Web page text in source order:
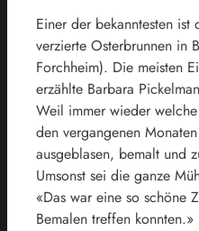
Einer der bekanntesten
verzierte Osterbrunnen in
Forchheim). Die meisten
erzählte Barbara
Weil immer wieder
den vergangenen
ausgeblasen, bemalt und
Umsonst sei die ganze
«Das war eine so schöne
Bemalen treffen konnten.»